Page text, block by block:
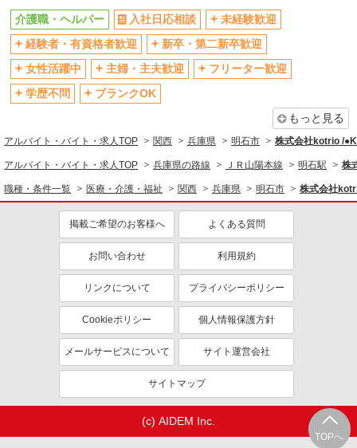
社会保険あり
産休・育休取得実績あり
退職金・財形貯蓄制度あり
各種手当（家族・役職・インセン
ティブなど）あり
制服貸与
研修制度あり
資格取得支援制度あり
医療・介護・福祉
介護職・ヘルパー
同じ特徴から求人を探す
ミドル（40代～）活躍中
ボーナス・賞与あり
車通勤OK
交通費支給
社会保険あり
産休・育休取得実績あり
TOPへ
介護職・ヘルパー 入社日応相談
未経験歓迎
経験者・有資格者歓迎
新卒・第二新卒歓迎
女性活躍中
主婦・主夫歓迎
フリーター歓迎
学歴不問
ブランクOK
もっと見る
アルバイト・バイト・求人TOP 関西 兵庫県 明石市 株式会社kotrio /
アルバイト・バイト・求人TOP 兵庫県の路線 ＪＲ山陽本線 明石駅 株
職種・条件一覧 医療・介護・福祉 関西 兵庫県 明石市 株式会社
掲載ご希望のお客様へ よくある質問
お問い合わせ 利用規約
リンクについて プライバシーポリシー
Cookieポリシー 個人情報保護方針
メールサービスについて サイト運営会社
サイトマップ
(c) AIDEM Inc.